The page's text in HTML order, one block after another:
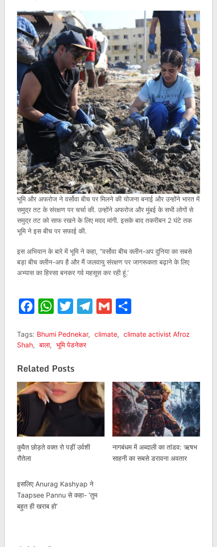
भूमि और अफरोज ने वर्सोवा बीच पर मिलने की योजना बनाई और उन्होंने भारत में
समुद्र तट के संरक्षण पर चर्चा की. उन्होंने अफरोज और मुंबई के सभी लोगों से
समुद्र तट को साफ रखने के लिए मदद मांगी. इसके बाद तकरीबन 2 घंटे तक
भूमि ने इस बीच पर सफाई की.
इस अभियान के बारे में भूमि ने कहा, “वर्सोवा बीच क्लीन-अप दुनिया का सबसे
बड़ा बीच क्लीन-अप है और मैं जलवायु संरक्षण पर जागरूकता बढ़ाने के लिए
अभ्यास का हिस्सा बनकर गर्व महसूस कर रही हूं.’
Facebook
WhatsApp
Twitter
Telegram
GmailShare
Tags: Bhumi Pednekar, climate, climate activist Afroz
Shah, बाला, भूमि पेडनेकर
Related Posts
कुवैत छोड़ते वक्त रो पड़ीं उर्वशी
रौतेला
नागबंधम में अब्दाली का तांडव: ऋषभ
साहनी का सबसे डरावना अवतार
इसलिए Anurag Kashyap ने
Taapsee Pannu से कहा- ‘तुम
बहुत ही खराब हो’